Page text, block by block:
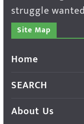
struggle
Site Map
Home
SEARCH
About Us